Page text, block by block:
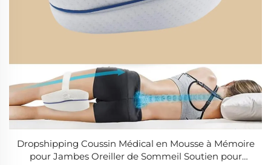
Dropshipping Coussin Médical en Mousse à Mémoire
pour Jambes Oreiller de Sommeil Soutien pour